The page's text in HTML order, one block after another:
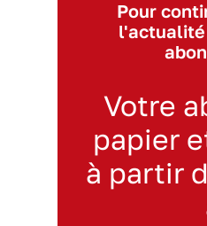
Pour
l'actualité
Votre
papier
à partir